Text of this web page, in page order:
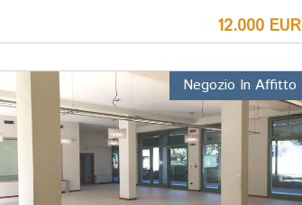
12.000 EUR
Negozio In Affitto